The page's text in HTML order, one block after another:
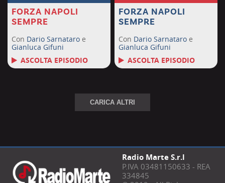
FORZA NAPOLI
SEMPRE
Con Dario Sarnataro e
Gianluca Gifuni
ASCOLTA EPISODIO
FORZA NAPOLI
SEMPRE
Con Dario Sarnataro e
Gianluca Gifuni
ASCOLTA EPISODIO
CARICA ALTRI
Radio Marte S.r.l
P.IVA 03481150633 - REA
334845